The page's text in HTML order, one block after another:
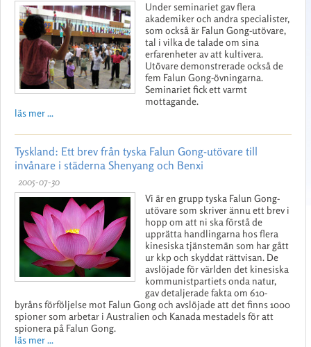
Under seminariet gav flera
akademiker och andra specialister,
som också är Falun Gong-utövare,
tal i vilka de talade om sina
erfarenheter av att kultivera.
Utövare demonstrerade också de
fem Falun Gong-övningarna.
Seminariet fick ett varmt
mottagande.
läs mer ...
Tyskland: Ett brev från tyska Falun Gong-utövare till
invånare i städerna Shenyang och Benxi
2005-07-30
Vi är en grupp tyska Falun Gong-
utövare som skriver ännu ett brev i
hopp om att ni ska förstå de
upprätta handlingarna hos flera
kinesiska tjänstemän som har gått
ur kkp och skyddat rättvisan. De
avslöjade för världen det kinesiska
kommunistpartiets onda natur,
gav detaljerade fakta om 610-
byråns förföljelse mot Falun Gong och avslöjade att det finns 1000
spioner som arbetar i Australien och Kanada mestadels för att
spionera på Falun Gong.
läs mer ...